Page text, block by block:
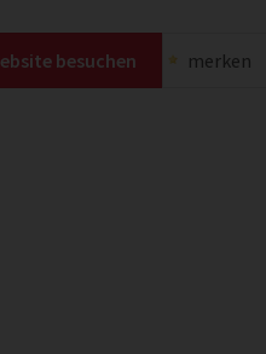
besuchen merken